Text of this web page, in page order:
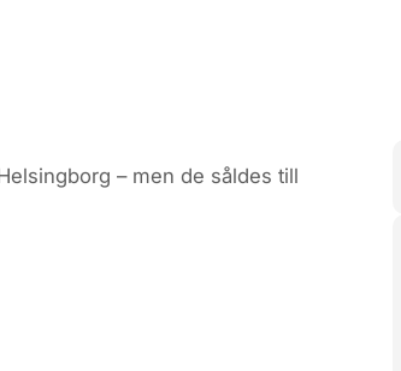
– men de såldes till